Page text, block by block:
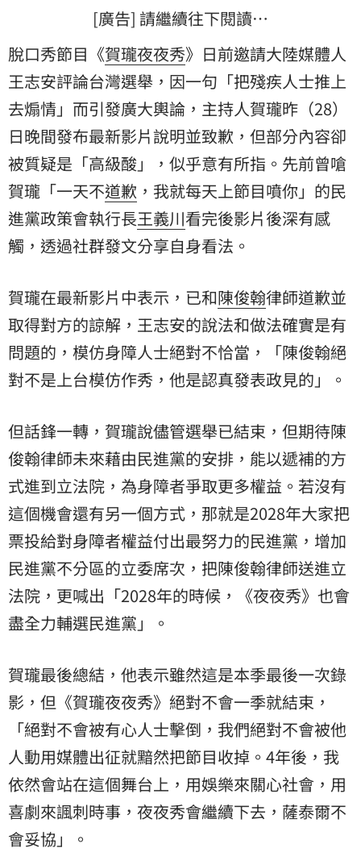
[廣告] 請繼續往下閱讀…
脫口秀節目《賀瓏夜夜秀》日前邀請大陸媒體人
王志安評論台灣選舉，因一句「把殘疾人士推上
去煽情」而引發廣大輿論，主持人賀瓏昨（28）
日晚間發布最新影片說明並致歉，但部分內容卻
被質疑是「高級酸」，似乎意有所指。先前曾嗆
賀瓏「一天不道歉 ，我就每天上節目噴你」的民
進黨政策會執行長王義川看完後影片後深有感
觸，透過社群發文分享自身看法。
賀瓏在最新影片中表示，已和陳俊翰律師道歉並
取得對方的諒解，王志安的說法和做法確實是有
問題的，模仿身障人士絕對不恰當，「陳俊翰絕
對不是上台模仿作秀，他是認真發表政見的」。
但話鋒一轉，賀瓏說儘管選舉已結束，但期待陳
俊翰律師未來藉由民進黨的安排，能以遞補的方
式進到立法院，為身障者爭取更多權益。若沒有
這個機會還有另一個方式，那就是2028年大家把
票投給對身障者權益付出最努力的民進黨，增加
民進黨不分區的立委席次，把陳俊翰律師送進立
法院，更喊出「2028年的時候，《夜夜秀》也會
盡全力輔選民進黨」。
賀瓏最後總結，他表示雖然這是本季最後一次錄
影，但《賀瓏夜夜秀》絕對不會一季就結束，
「絕對不會被有心人士擊倒，我們絕對不會被他
人動用媒體出征就黯然把節目收掉。4年後，我
依然會站在這個舞台上，用娛樂來關心社會，用
喜劇來諷刺時事，夜夜秀會繼續下去，薩泰爾不
會妥協」。